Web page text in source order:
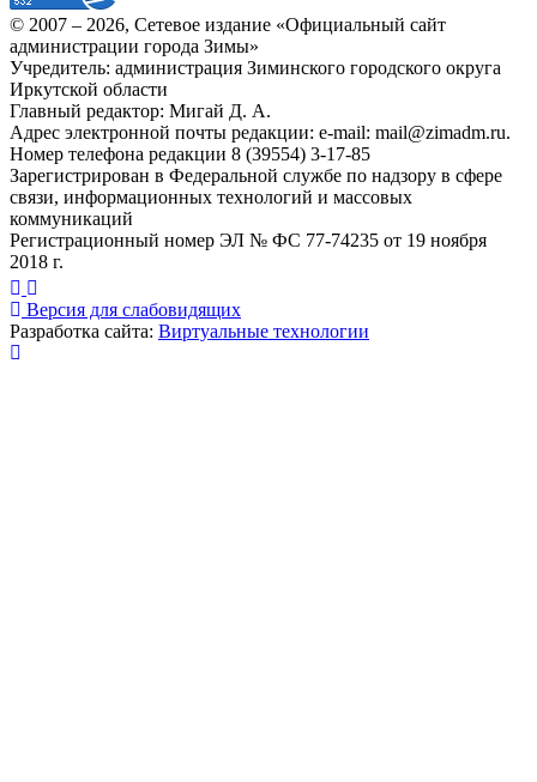
© 2007 – 2026, Сетевое издание «Официальный сайт
администрации города Зимы»
Учредитель: администрация Зиминского городского округа
Иркутской области
Главный редактор: Мигай Д. А.
Адрес электронной почты редакции: e-mail: mail@zimadm.ru.
Номер телефона редакции 8 (39554) 3-17-85
Зарегистрирован в Федеральной службе по надзору в сфере
связи, информационных технологий и массовых
коммуникаций
Регистрационный номер ЭЛ № ФС 77-74235 от 19 ноября
2018 г.
Версия для слабовидящих
Разработка сайта: Виртуальные технологии